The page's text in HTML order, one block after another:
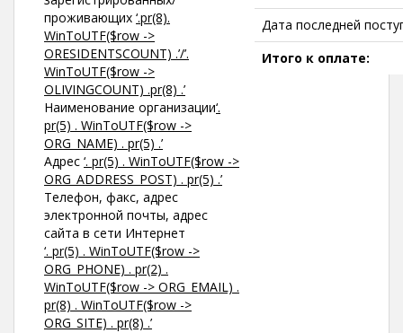
проживающих ‘.pr(8).
WinToUTF($row ->
ORESIDENTSCOUNT) .’/’.
WinToUTF($row ->
OLIVINGCOUNT) .pr(8) .’
Наименование организации‘.
pr(5) . WinToUTF($row ->
ORG_NAME) . pr(5) .’
Адрес ‘. pr(5) . WinToUTF($row ->
ORG_ADDRESS_POST) . pr(5) .’
Телефон, факс, адрес
электронной почты, адрес
сайта в сети Интернет
‘. pr(5) . WinToUTF($row ->
ORG_PHONE) . pr(2) .
WinToUTF($row -> ORG_EMAIL) .
pr(8) . WinToUTF($row ->
ORG_SITE) . pr(8) .’
Дата последней
Итого к оплате: